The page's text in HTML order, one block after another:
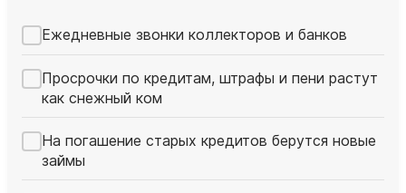
Ежедневные звонки коллекторов и банков
Просрочки по кредитам, штрафы и пени растут
как снежный ком
На погашение старых кредитов берутся новые
займы